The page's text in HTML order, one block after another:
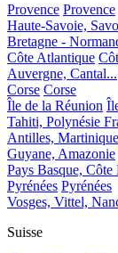
Provence Provence
Haute-Savoie,
Bretagne -
Côte Atlantique
Auvergne, Cantal...
Corse Corse
Île de la Réunion
Tahiti, Polynésie
Antilles, Martinique
Guyane, Amazonie
Pays Basque, Côte
Pyrénées Pyrénées
Vosges, Vittel,
Suisse